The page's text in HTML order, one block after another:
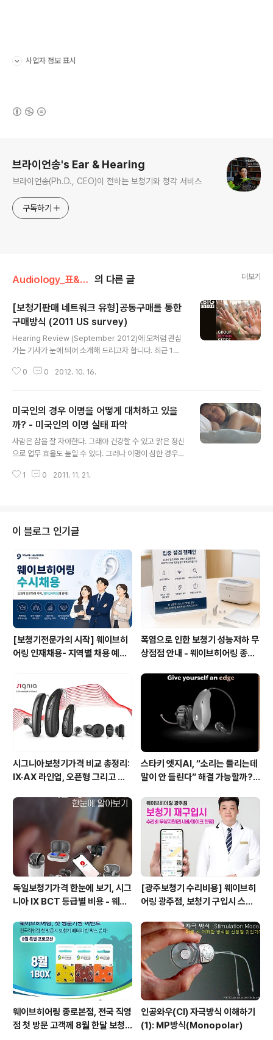
사업자 정보 표시
브라이언송's Ear & Hearing
브라이언송(Ph.D., CEO)이 전하는 보청기와 청각 서비스
구독하기
Audiology_표&그림 스토리 의 다른 글 더보기
[보청기판매 네트워크 유형]공동구매를 통한
구매방식 (2011 US survey)
Hearing Review (September 2012)에 모처럼 관심
가는 기사가 눈에 띄어 소개해 드리고자 합니다. 최근 1년
지 않다고 생각합니다. 변화하는 속도와 양상이 점점 다양
t.co.za 아래 자료는 2011년에 미국에 있는 386개 Disp
ensing practice (국내로 말하자면 보청기 대리점/센터)
를 대상으로 조사한 자료입니다.
0 0 2012. 10. 16.
미국인의 경우 이명을 어떻게 대처하고 있을
까? - 미국인의 이명 실태 파악
사람은 잠을 잘 자야한다. 그래야 건강할 수 있고 맑은 정신
으로 업무 효율도 높일 수 있다. 그러나 이명이 심한 경우에
다. 이런 의미에서 숙면을 취하고 일어난 다음 날은 마치 보
이어 간단하게 도표로 설명을 드린다. 사진 hdofblog.co
m 통상 이러한 자료를 올리는 원본 페이퍼 논문의 경우 그
래프와 표가 다양하게 언급되는데 이를 포스팅 1회에 다 올
리는 것은 보는 이로하여금 그리고 전달하는 입장에서 포
커스가 사라지는 느낌을 주게 된다. 따라서 내가 말하고자
하는 내가 전달하고자..
1 0 2011. 11. 21.
이 블로그 인기글
[보청기전문가의 시작] 웨이브히
어링 인재채용- 지역별 채용 예정
폭염으로 인한 보청기 성능저하 무
상점점 안내 - 웨이브히어링 종로
비스 실시
시그니아보청기가격 비교 총정리:
IX·AX 라인업, 오픈형 그리고 귓
브히어링 부산직영점
스타키 엣지AI, “소리는 들리는데
말이 안 들린다” 해결 가능할까?!
독일보청기가격 한눈에 보기, 시그
니아 IX BCT 등급별 비용 - 웨이
청역보청기}
[광주보청기 수리비용] 웨이브히
어링 광주점, 보청기 구입시 스페
웨이브히어링 종로본점, 전국 직영
점 첫 방문 고객께 8월 한달 보청
인공와우(CI) 자극방식 이해하기
(1): MP방식(Monopolar)